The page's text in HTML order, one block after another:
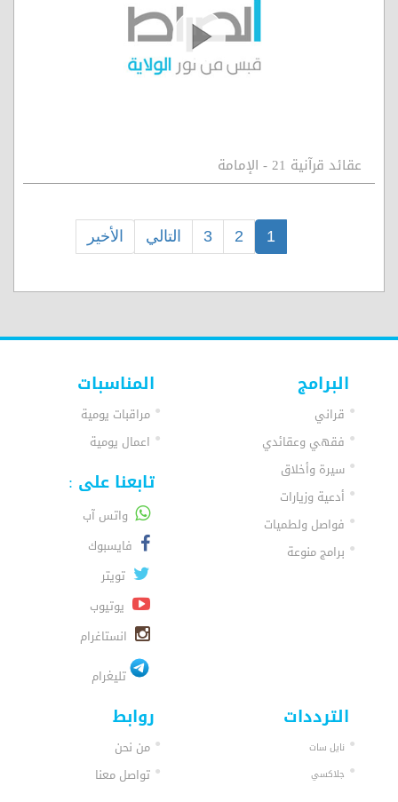
عقائد قرآنية 21 - الإمامة
1
2
3 التالي الأخير
البرامج
قراني
فقهي وعقائدي
سيرة وأخلاق
أدعية وزيارات
فواصل ولطميات
برامج منوعة
المناسبات
مراقبات يومية
اعمال يومية
تابعنا على :
واتس آب
فايسبوك
تويتر
يوتيوب
انستاغرام
تليغرام
الترددات
نايل سات
جلاكسي
روابط
من نحن
تواصل معنا